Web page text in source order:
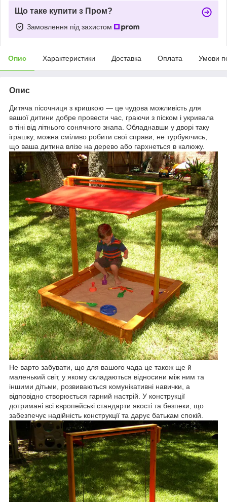
Що таке купити з Пром?
Замовлення під захистом
Опис Характеристики Доставка Оплата Умови
Опис
Дитяча пісочниця з кришкою — це чудова можливість для
вашої дитини добре провести час, граючи з піском і укривала
в тіні від літнього сонячного знапа. Обладнавши у дворі таку
іграшку, можна сміливо робити свої справи, не турбуючись,
що ваша дитина влізе на дерево або гархнеться в калюжу.
Не варто забувати, що для вашого чада це також ще й
маленький світ, у якому складаються відносини між ним та
іншими дітьми, розвиваються комунікативні навички, а
відповідно створюється гарний настрій. У конструкції
дотримані всі європейські стандарти якості та безпеки, що
забезпечує надійність конструкції та дарує батькам спокій.